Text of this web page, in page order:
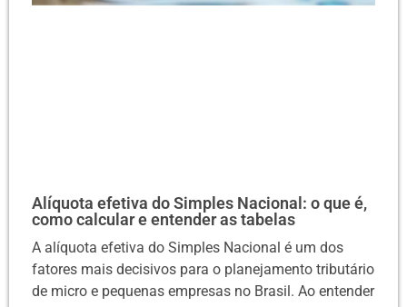
Alíquota efetiva do Simples Nacional: o que é,
como calcular e entender as tabelas
A alíquota efetiva do Simples Nacional é um dos
fatores mais decisivos para o planejamento tributário
de micro e pequenas empresas no Brasil. Ao entender